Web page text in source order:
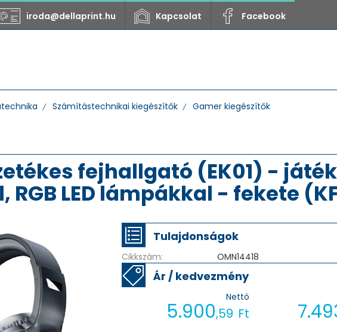
iroda@dellaprint.hu Kapcsolat Facebook
Számítástechnikai kiegészítők Gamer kiegészítők
fejhallgató (EK01) -
LED lámpákkal - fekete
Tulajdonságok
Cikkszám: OMN14418
Ár / kedvezmény
Nettó
5.900,59 Ft